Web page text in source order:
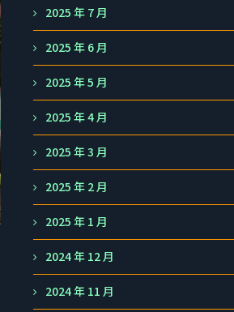
2025 年 7 月
2025 年 6 月
2025 年 5 月
2025 年 4 月
2025 年 3 月
2025 年 2 月
2025 年 1 月
2024 年 12 月
2024 年 11 月